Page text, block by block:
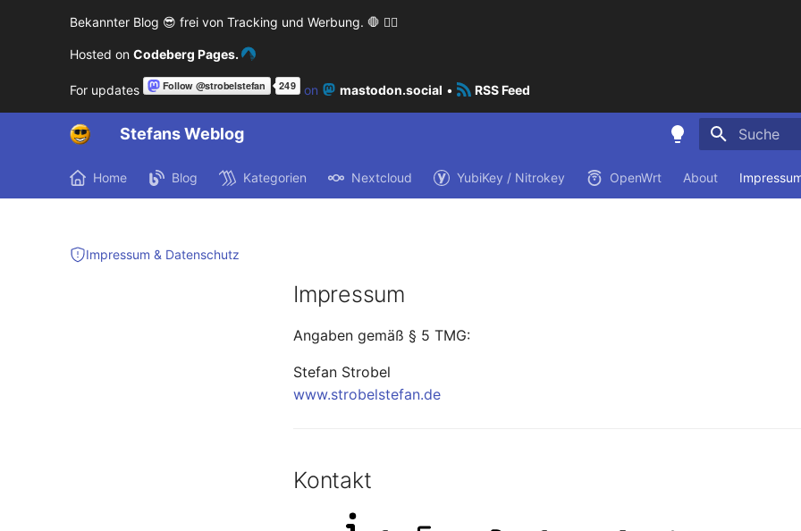
Bekannter Blog 😎 frei von Tracking und Werbung. 🛑 🙅‍♂️
Hosted on Codeberg Pages.
For updates on mastodon.social • RSS Feed
Stefans Weblog
Home Blog Kategorien Nextcloud YubiKey / Nitrokey OpenWrt About
Impressum & Datenschutz
Impressum
Angaben gemäß § 5 TMG:
Stefan Strobel
www.strobelstefan.de
Kontakt